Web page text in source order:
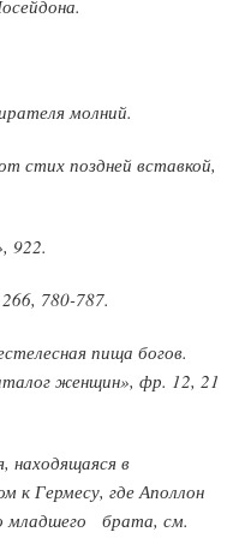
молний.
стих поздней вставкой,
922.
780-787.
пища богов.
женщин», фр. 12, 21
находящаяся в
к Гермесу, где Аполлон
младшего брата, см.